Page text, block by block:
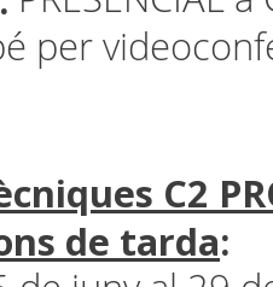
per
C2
de tarda: